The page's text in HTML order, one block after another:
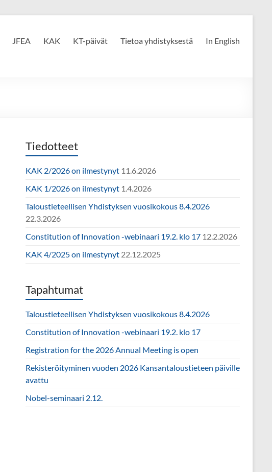
JFEA KAK KT-päivät Tietoa yhdistyksestä In English
Tiedotteet
KAK 2/2026 on ilmestynyt 11.6.2026
KAK 1/2026 on ilmestynyt 1.4.2026
Taloustieteellisen Yhdistyksen vuosikokous 8.4.2026
22.3.2026
Constitution of Innovation -webinaari 19.2. klo 17 12.2.2026
KAK 4/2025 on ilmestynyt 22.12.2025
Tapahtumat
Taloustieteellisen Yhdistyksen vuosikokous 8.4.2026
Constitution of Innovation -webinaari 19.2. klo 17
Registration for the 2026 Annual Meeting is open
Rekisteröityminen vuoden 2026 Kansantaloustieteen päiville
avattu
Nobel-seminaari 2.12.